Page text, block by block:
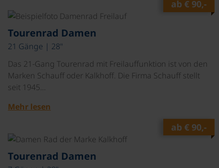
ab € 90,-
Tourenrad Damen
21 Gänge | 28"
Das 21-Gang Tourenrad mit Freilauffunktion ist von den
Marken Schauff oder Kalkhoff. Die Firma Schauff stellt
seit 1945…
Mehr lesen
ab € 90,-
Tourenrad Damen